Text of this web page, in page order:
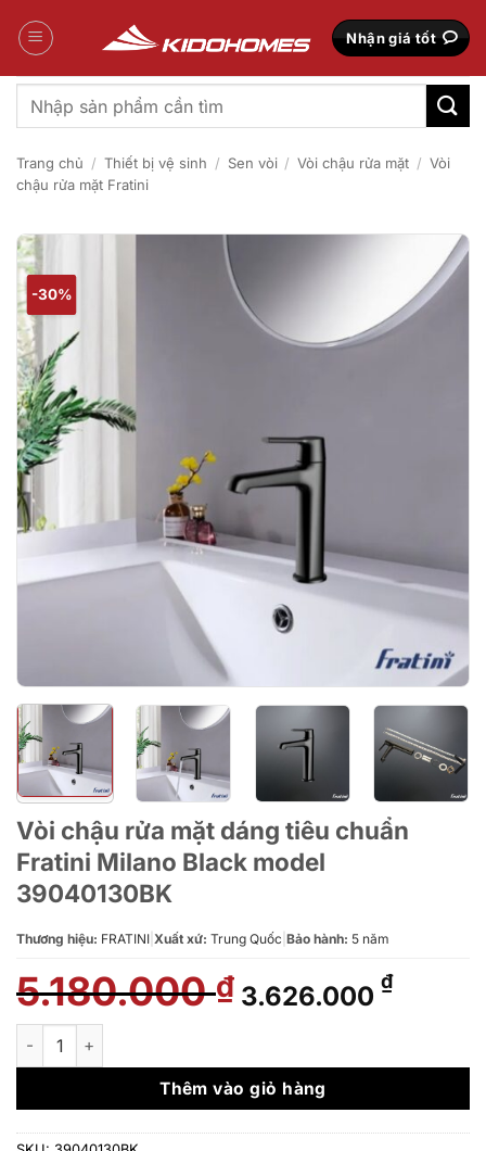
qua
Nhận giá tốt
Tìm
kiếm:
Trang chủ / Thiết bị vệ sinh / Sen vòi / Vòi chậu rửa mặt / Vòi
chậu rửa mặt Fratini
-30%
Vòi chậu rửa mặt dáng tiêu chuẩn
Fratini Milano Black model
39040130BK
Thương hiệu: FRATINI Xuất xứ: Trung Quốc Bảo hành: 5 năm
5.180.000₫ Giá
gốc
5.180.000 ₫.
3.626.000 ₫Giá
là:
Vòi chậu rửa mặt dáng tiêu chuẩn Fratini Milano Black model
Thêm vào giỏ hàng